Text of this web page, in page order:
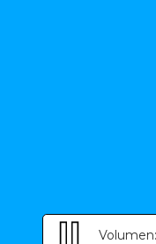
Volumen: